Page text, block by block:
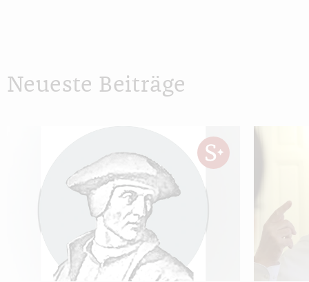
Neueste Beiträge